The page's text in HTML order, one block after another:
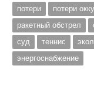
потери
потери
ракетный обстрел
суд
теннис
энергоснабжение